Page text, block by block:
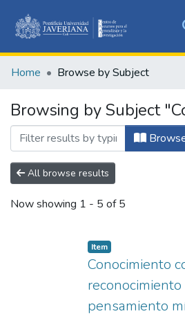
&
All of
Home Browse by Subject
Browsing by Subject
All browse results
Now showing 1 - 5 of 5
Item
Conocimiento
pensamiento